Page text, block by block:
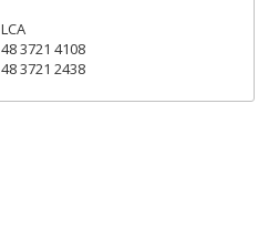
LCA
48 3721 4108
48 3721 2438